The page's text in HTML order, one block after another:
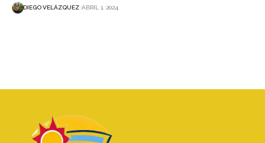
DIEGO VELÁZQUEZ ABRIL 1, 2024